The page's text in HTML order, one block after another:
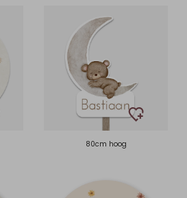
80cm hoog